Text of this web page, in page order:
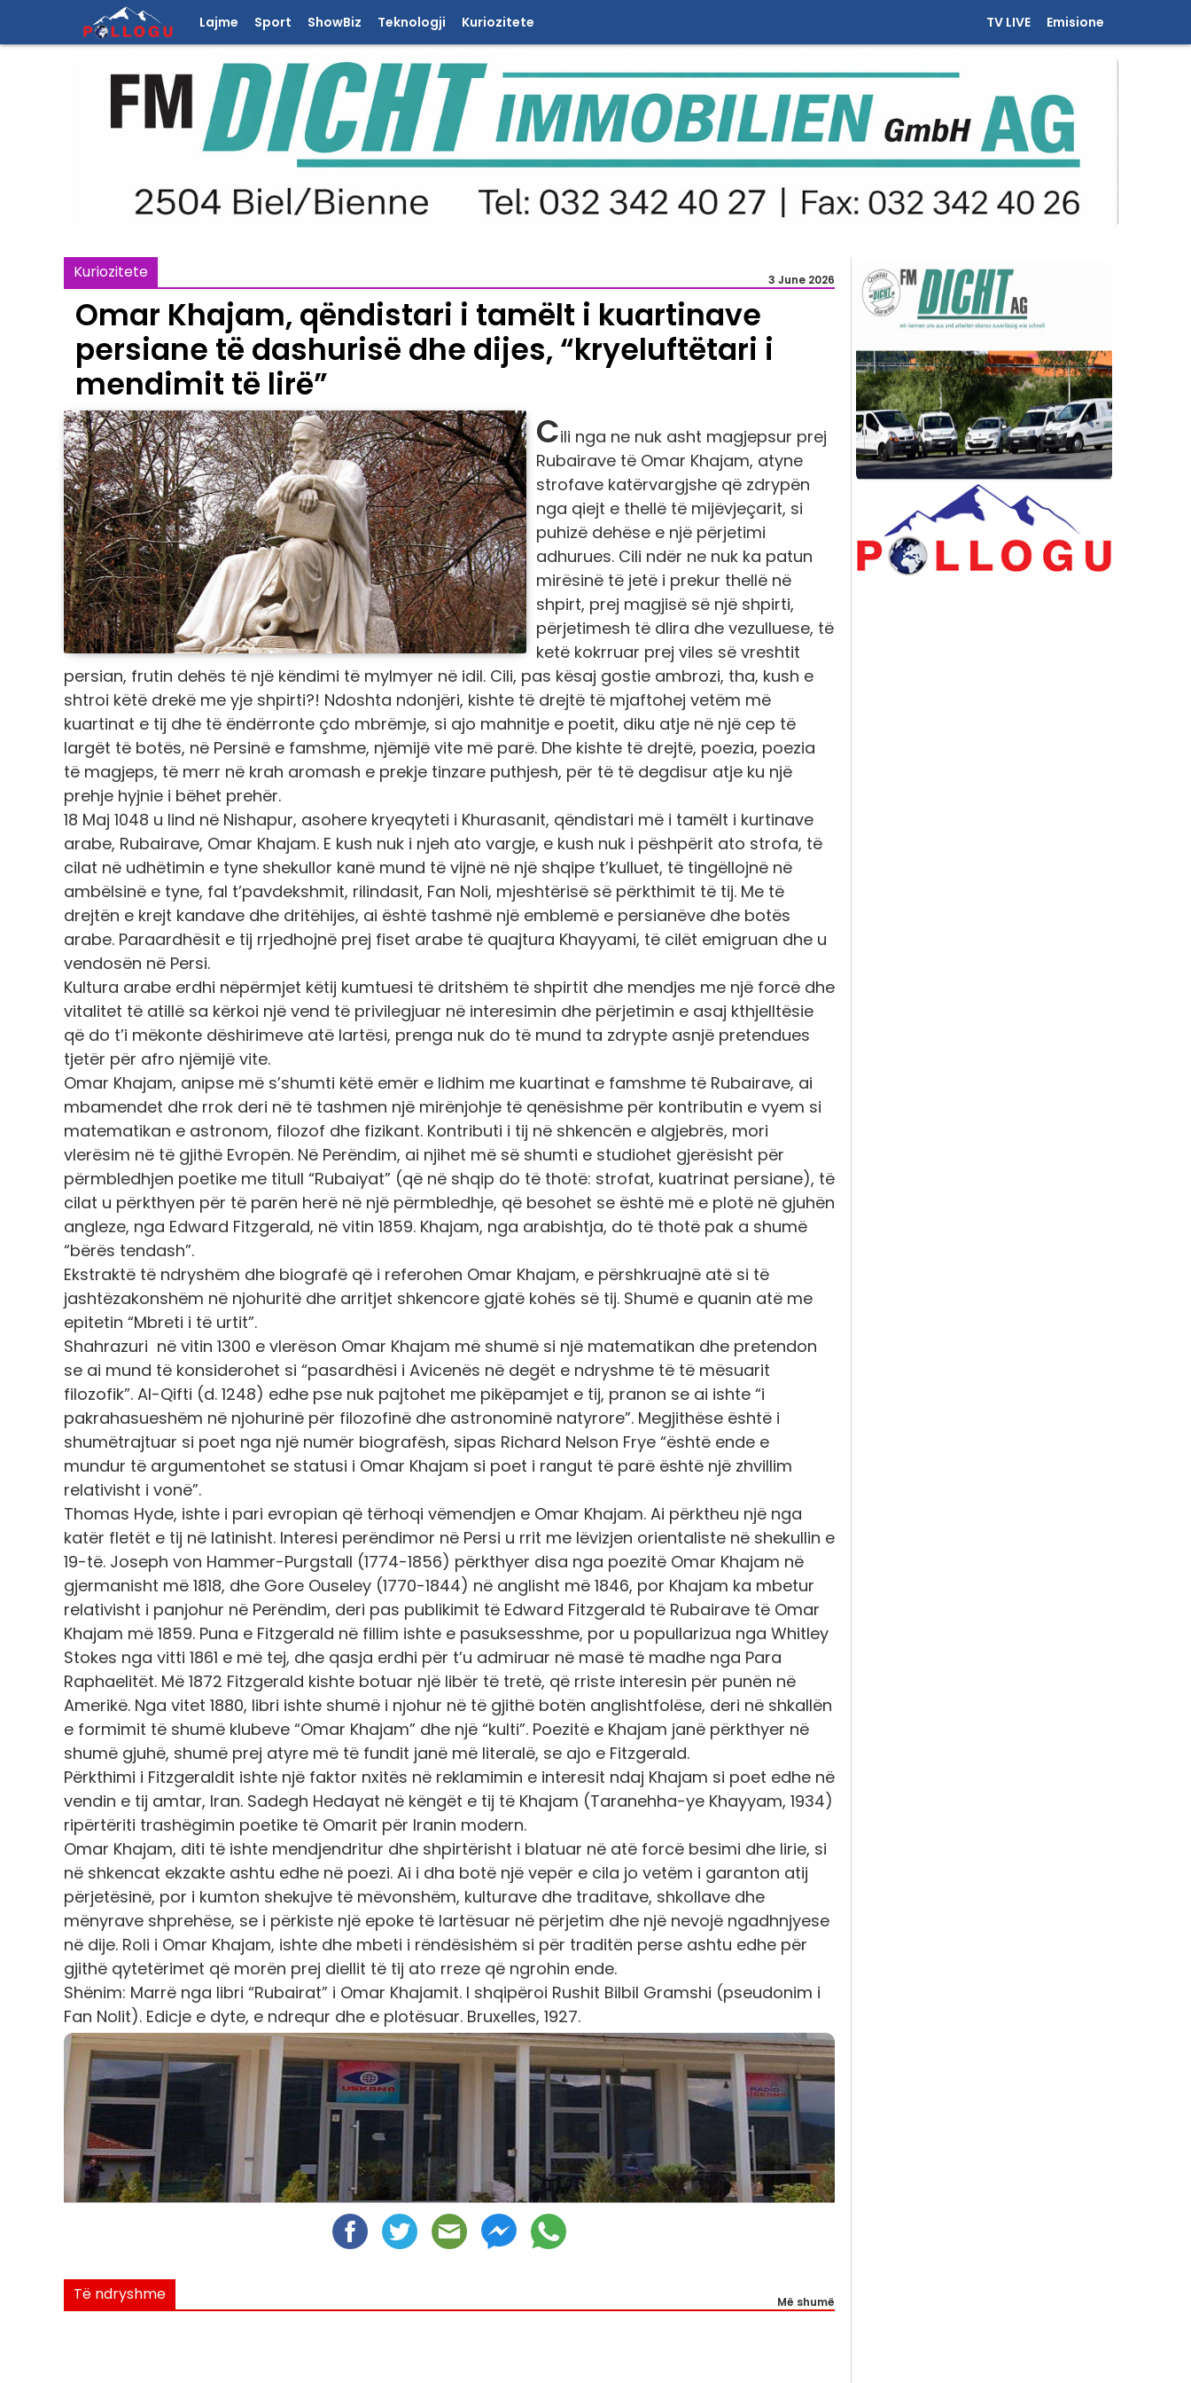
Lajme Sport ShowBiz Teknologji Kuriozitete TV LIVE Emisione
Kuriozitete 3 June 2026
Omar Khajam, qëndistari i tamëlt i kuartinave
persiane të dashurisë dhe dijes, “kryeluftëtari i
mendimit të lirë”
Cili nga ne nuk asht magjepsur prej
Rubairave të Omar Khajam, atyne
strofave katërvargjshe që zdrypën
nga qiejt e thellë të mijëvjeçarit, si
puhizë dehëse e një përjetimi
adhurues. Cili ndër ne nuk ka patun
mirësinë të jetë i prekur thellë në
shpirt, prej magjisë së një shpirti,
përjetimesh të dlira dhe vezulluese, të
ketë kokrruar prej viles së vreshtit
persian, frutin dehës të një këndimi të mylmyer në idil. Cili, pas kësaj gostie ambrozi, tha, kush e
shtroi këtë drekë me yje shpirti?! Ndoshta ndonjëri, kishte të drejtë të mjaftohej vetëm më
kuartinat e tij dhe të ëndërronte çdo mbrëmje, si ajo mahnitje e poetit, diku atje në një cep të
largët të botës, në Persinë e famshme, njëmijë vite më parë. Dhe kishte të drejtë, poezia, poezia
të magjeps, të merr në krah aromash e prekje tinzare puthjesh, për të të degdisur atje ku një
prehje hyjnie i bëhet prehër.
18 Maj 1048 u lind në Nishapur, asohere kryeqyteti i Khurasanit, qëndistari më i tamëlt i kurtinave
arabe, Rubairave, Omar Khajam. E kush nuk i njeh ato vargje, e kush nuk i pëshpërit ato strofa, të
cilat në udhëtimin e tyne shekullor kanë mund të vijnë në një shqipe t’kulluet, të tingëllojnë në
ambëlsinë e tyne, fal t’pavdekshmit, rilindasit, Fan Noli, mjeshtërisë së përkthimit të tij. Me të
drejtën e krejt kandave dhe dritëhijes, ai është tashmë një emblemë e persianëve dhe botës
arabe. Paraardhësit e tij rrjedhojnë prej fiset arabe të quajtura Khayyami, të cilët emigruan dhe u
vendosën në Persi.
Kultura arabe erdhi nëpërmjet këtij kumtuesi të dritshëm të shpirtit dhe mendjes me një forcë dhe
vitalitet të atillë sa kërkoi një vend të privilegjuar në interesimin dhe përjetimin e asaj kthjelltësie
që do t’i mëkonte dëshirimeve atë lartësi, prenga nuk do të mund ta zdrypte asnjë pretendues
tjetër për afro njëmijë vite.
Omar Khajam, anipse më s’shumti këtë emër e lidhim me kuartinat e famshme të Rubairave, ai
mbamendet dhe rrok deri në të tashmen një mirënjohje të qenësishme për kontributin e vyem si
matematikan e astronom, filozof dhe fizikant. Kontributi i tij në shkencën e algjebrës, mori
vlerësim në të gjithë Evropën. Në Perëndim, ai njihet më së shumti e studiohet gjerësisht për
përmbledhjen poetike me titull “Rubaiyat” (që në shqip do të thotë: strofat, kuatrinat persiane), të
cilat u përkthyen për të parën herë në një përmbledhje, që besohet se është më e plotë në gjuhën
angleze, nga Edward Fitzgerald, në vitin 1859. Khajam, nga arabishtja, do të thotë pak a shumë
“bërës tendash”.
Ekstraktë të ndryshëm dhe biografë që i referohen Omar Khajam, e përshkruajnë atë si të
jashtëzakonshëm në njohuritë dhe arritjet shkencore gjatë kohës së tij. Shumë e quanin atë me
epitetin “Mbreti i të urtit”.
Shahrazuri në vitin 1300 e vlerëson Omar Khajam më shumë si një matematikan dhe pretendon
se ai mund të konsiderohet si “pasardhësi i Avicenës në degët e ndryshme të të mësuarit
filozofik”. Al-Qifti (d. 1248) edhe pse nuk pajtohet me pikëpamjet e tij, pranon se ai ishte “i
pakrahasueshëm në njohurinë për filozofinë dhe astronominë natyrore”. Megjithëse është i
shumëtrajtuar si poet nga një numër biografësh, sipas Richard Nelson Frye “është ende e
mundur të argumentohet se statusi i Omar Khajam si poet i rangut të parë është një zhvillim
relativisht i vonë”.
Thomas Hyde, ishte i pari evropian që tërhoqi vëmendjen e Omar Khajam. Ai përktheu një nga
katër fletët e tij në latinisht. Interesi perëndimor në Persi u rrit me lëvizjen orientaliste në shekullin e
19-të. Joseph von Hammer-Purgstall (1774-1856) përkthyer disa nga poezitë Omar Khajam në
gjermanisht më 1818, dhe Gore Ouseley (1770-1844) në anglisht më 1846, por Khajam ka mbetur
relativisht i panjohur në Perëndim, deri pas publikimit të Edward Fitzgerald të Rubairave të Omar
Khajam më 1859. Puna e Fitzgerald në fillim ishte e pasuksesshme, por u popullarizua nga Whitley
Stokes nga vitti 1861 e më tej, dhe qasja erdhi për t’u admiruar në masë të madhe nga Para
Raphaelitët. Më 1872 Fitzgerald kishte botuar një libër të tretë, që rriste interesin për punën në
Amerikë. Nga vitet 1880, libri ishte shumë i njohur në të gjithë botën anglishtfolëse, deri në shkallën
e formimit të shumë klubeve “Omar Khajam” dhe një “kulti”. Poezitë e Khajam janë përkthyer në
shumë gjuhë, shumë prej atyre më të fundit janë më literalë, se ajo e Fitzgerald.
Përkthimi i Fitzgeraldit ishte një faktor nxitës në reklamimin e interesit ndaj Khajam si poet edhe në
vendin e tij amtar, Iran. Sadegh Hedayat në këngët e tij të Khajam (Taranehha-ye Khayyam, 1934)
ripërtëriti trashëgimin poetike të Omarit për Iranin modern.
Omar Khajam, diti të ishte mendjendritur dhe shpirtërisht i blatuar në atë forcë besimi dhe lirie, si
në shkencat ekzakte ashtu edhe në poezi. Ai i dha botë një vepër e cila jo vetëm i garanton atij
përjetësinë, por i kumton shekujve të mëvonshëm, kulturave dhe traditave, shkollave dhe
mënyrave shprehëse, se i përkiste një epoke të lartësuar në përjetim dhe një nevojë ngadhnjyese
në dije. Roli i Omar Khajam, ishte dhe mbeti i rëndësishëm si për traditën perse ashtu edhe për
gjithë qytetërimet që morën prej diellit të tij ato rreze që ngrohin ende.
Shënim: Marrë nga libri “Rubairat” i Omar Khajamit. I shqipëroi Rushit Bilbil Gramshi (pseudonim i
Fan Nolit). Edicje e dyte, e ndrequr dhe e plotësuar. Bruxelles, 1927.
Të ndryshme Më shumë